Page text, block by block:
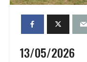
13/05/2026